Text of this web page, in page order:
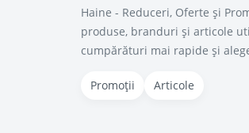
Haine - Reduceri, Oferte şi
produse, branduri și articole
cumpărături mai rapide și
Promoții Articole